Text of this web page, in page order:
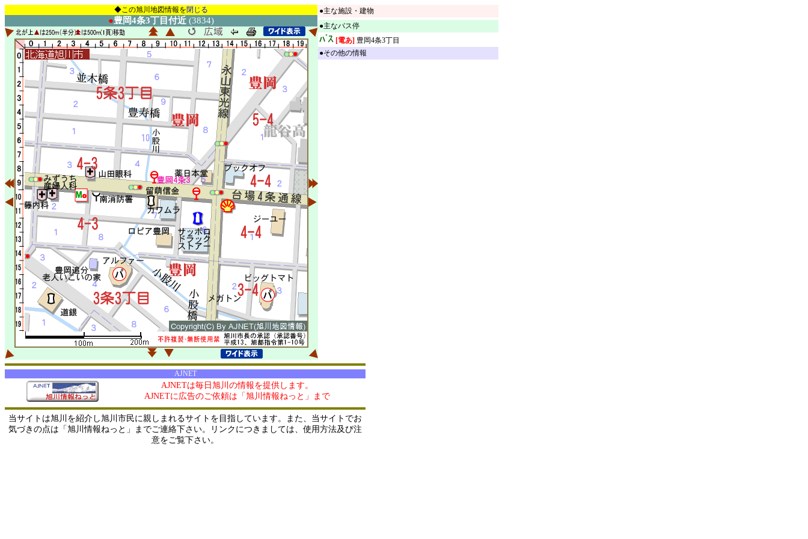
◆この旭川地図情報を閉じる
●豊岡4条3丁目付近 (3834)
●主な施設・建物
●主なバス停
[電あ] 豊岡4条3丁目
●その他の情報
AJNET
AJNETは毎日旭川の情報を提供します。
AJNETに広告のご依頼は「旭川情報ねっと」まで
当サイトは旭川を紹介し旭川市民に親しまれるサイトを目指しています。また、当サイトでお
気づきの点は「旭川情報ねっと」までご連絡下さい。リンクにつきましては、使用方法及び注
意をご覧下さい。